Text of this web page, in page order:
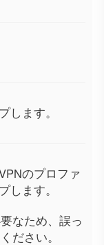
します。
のプロファ
します。
なため、誤っ
ださい。